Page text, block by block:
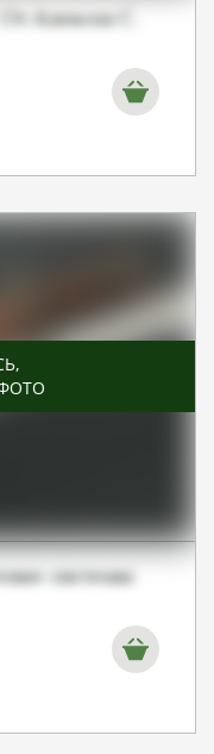
Алексея С.
,
системы